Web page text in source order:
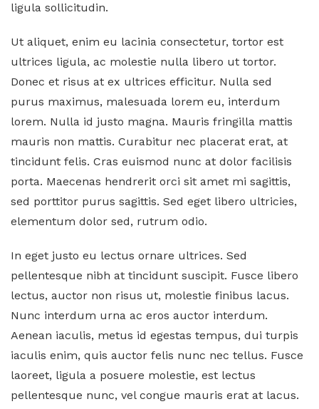
ligula sollicitudin.
Ut aliquet, enim eu lacinia consectetur, tortor est
ultrices ligula, ac molestie nulla libero ut tortor.
Donec et risus at ex ultrices efficitur. Nulla sed
purus maximus, malesuada lorem eu, interdum
lorem. Nulla id justo magna. Mauris fringilla mattis
mauris non mattis. Curabitur nec placerat erat, at
tincidunt felis. Cras euismod nunc at dolor facilisis
porta. Maecenas hendrerit orci sit amet mi sagittis,
sed porttitor purus sagittis. Sed eget libero ultricies,
elementum dolor sed, rutrum odio.
In eget justo eu lectus ornare ultrices. Sed
pellentesque nibh at tincidunt suscipit. Fusce libero
lectus, auctor non risus ut, molestie finibus lacus.
Nunc interdum urna ac eros auctor interdum.
Aenean iaculis, metus id egestas tempus, dui turpis
iaculis enim, quis auctor felis nunc nec tellus. Fusce
laoreet, ligula a posuere molestie, est lectus
pellentesque nunc, vel congue mauris erat at lacus.